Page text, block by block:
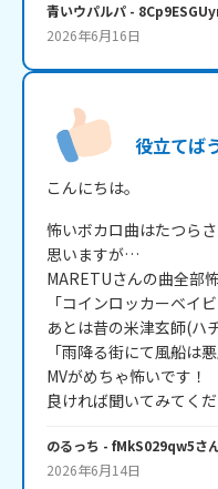
青いウパルパ -
2026年6月16日
役立てば
こんにちは。
怖いボカロ曲はたつら
思いますが…
MARETUさんの曲全部
「コインロッカーベイ
あとは昔の米津玄師(ハ
「雨降る街にて風船は
MVがめちゃ怖いです！
良ければ聞いてみてくだ
のるっち - fMkS029qw5さ
2026年6月14日